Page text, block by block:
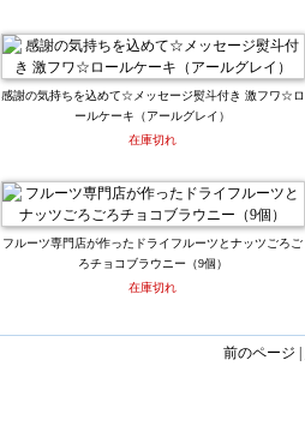
感謝の気持ちを込めて☆メッセージ熨斗付き 激フワ☆ロ
ールケーキ（アールグレイ）
在庫切れ
フルーツ専門店が作ったドライフルーツとナッツごろご
ろチョコブラウニー（9個）
在庫切れ
前のページ |